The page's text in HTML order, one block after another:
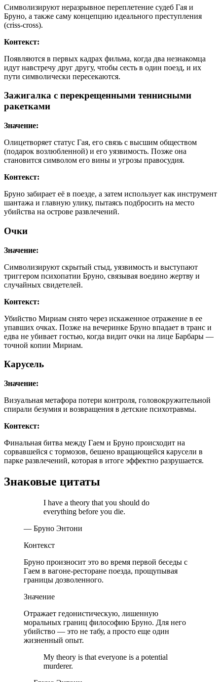
Символизируют неразрывное переплетение судеб Гая и
Бруно, а также саму концепцию идеального преступления
(criss-cross).
Контекст:
Появляются в первых кадрах фильма, когда два незнакомца
идут навстречу друг другу, чтобы сесть в один поезд, и их
пути символически пересекаются.
Зажигалка с перекрещенными теннисными
ракетками
Значение:
Олицетворяет статус Гая, его связь с высшим обществом
(подарок возлюбленной) и его уязвимость. Позже она
становится символом его вины и угрозы правосудия.
Контекст:
Бруно забирает её в поезде, а затем использует как инструмент
шантажа и главную улику, пытаясь подбросить на место
убийства на острове развлечений.
Очки
Значение:
Символизируют скрытый стыд, уязвимость и выступают
триггером психопатии Бруно, связывая воедино жертву и
случайных свидетелей.
Контекст:
Убийство Мириам снято через искаженное отражение в ее
упавших очках. Позже на вечеринке Бруно впадает в транс и
едва не убивает гостью, когда видит очки на лице Барбары —
точной копии Мириам.
Карусель
Значение:
Визуальная метафора потери контроля, головокружительной
спирали безумия и возвращения в детские психотравмы.
Контекст:
Финальная битва между Гаем и Бруно происходит на
сорвавшейся с тормозов, бешено вращающейся карусели в
парке развлечений, которая в итоге эффектно разрушается.
Знаковые цитаты
I have a theory that you should do
everything before you die.
— Бруно Энтони
Контекст
Бруно произносит это во время первой беседы с
Гаем в вагоне-ресторане поезда, прощупывая
границы дозволенного.
Значение
Отражает гедонистическую, лишенную
моральных границ философию Бруно. Для него
убийство — это не табу, а просто еще один
жизненный опыт.
My theory is that everyone is a potential
murderer.